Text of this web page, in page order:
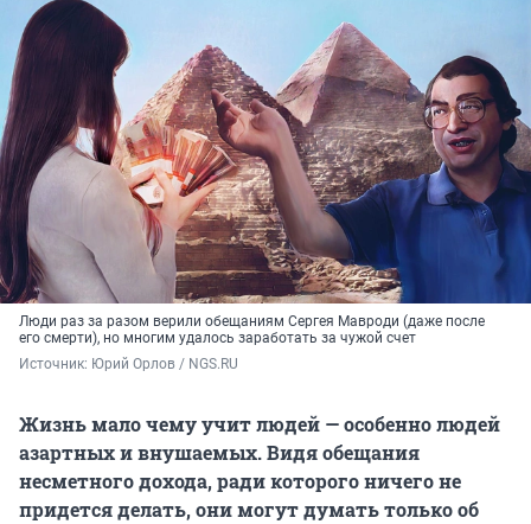
Люди раз за разом верили обещаниям Сергея Мавроди (даже после
его смерти), но многим удалось заработать за чужой счет
Источник: Юрий Орлов / NGS.RU
Жизнь мало чему учит людей — особенно людей
азартных и внушаемых. Видя обещания
несметного дохода, ради которого ничего не
придется делать, они могут думать только об